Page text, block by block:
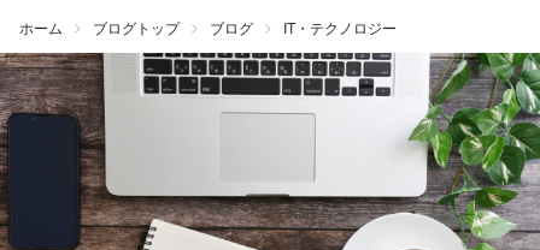
ホーム ブログトップ ブログ IT・テクノロジー